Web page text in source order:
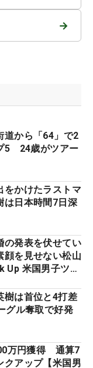
→
道から「64」で2
5 24歳がツアー
をかけたラストマ
日本時間7日深
の発表を伏せてい
顔を見せない松山
Up 米国男子ツア
樹は首位と4打差
ル奪取で好発
万円獲得 通算7
クアップ【米国男